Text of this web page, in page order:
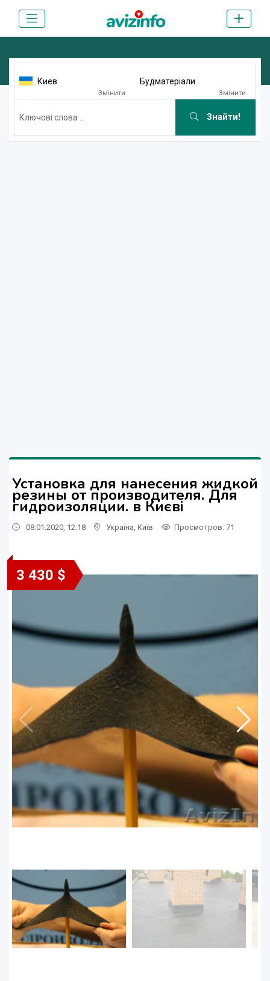
Киев
Змінити
Будматеріали
Змінити
Знайти!
Установка для нанесения жидкой
резины от производителя. Для
гидроизоляции. в Києві
08.01.2020, 12:18 Україна Київ Просмотров: 71
3 430 $